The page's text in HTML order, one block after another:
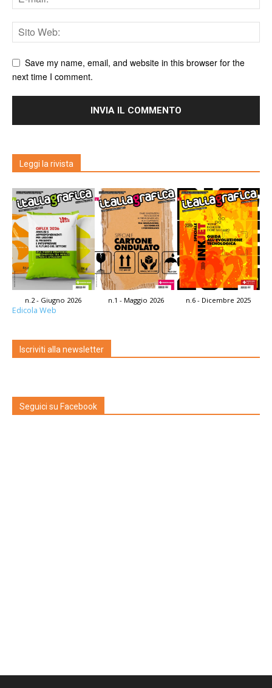
Save my name, email, and website in this browser for the
next time I comment.
Leggi la rivista
n.2 - Giugno 2026 n.1 - Maggio 2026 n.6 - Dicembre 2025
Edicola Web
Iscriviti alla newsletter
Seguici su Facebook